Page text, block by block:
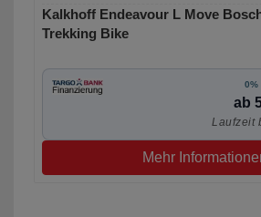
Kalkhoff Endeavour L Move
Trekking Bike
0%
ab
Laufzeit
Mehr